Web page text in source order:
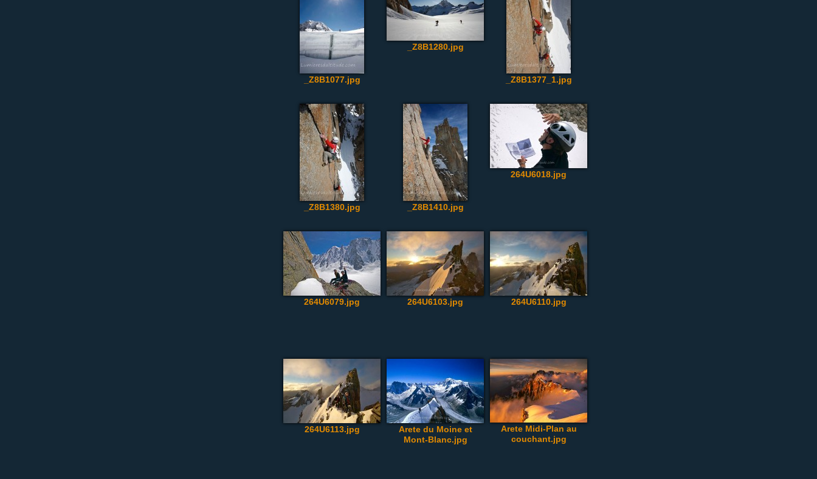
_Z8B1077.jpg
_Z8B1280.jpg
_Z8B1377_1.jpg
_Z8B1380.jpg _Z8B1410.jpg
264U6018.jpg
264U6079.jpg 264U6103.jpg 264U6110.jpg
264U6113.jpg
Arete du Moine et
Mont-Blanc.jpg
Arete Midi-Plan au
couchant.jpg